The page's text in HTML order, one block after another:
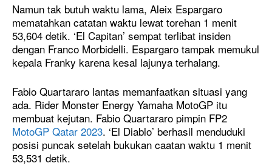
Namun tak butuh waktu lama, Aleix Espargaro
mematahkan catatan waktu lewat torehan 1 menit
53,604 detik. ‘El Capitan’ sempat terlibat insiden
dengan Franco Morbidelli. Espargaro tampak memukul
kepala Franky karena kesal lajunya terhalang.
Fabio Quartararo lantas memanfaatkan situasi yang
ada. Rider Monster Energy Yamaha MotoGP itu
membuat kejutan. Fabio Quartararo pimpin FP2
MotoGP Qatar 2023. ‘El Diablo’ berhasil menduduki
posisi puncak setelah bukukan caatan waktu 1 menit
53,531 detik.